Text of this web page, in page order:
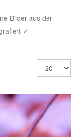
Bilder aus der
✓